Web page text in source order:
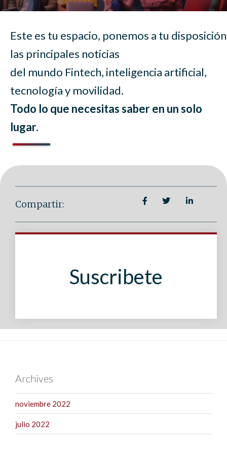
Este es tu espacio, ponemos a tu disposición
las principales noticias
del mundo Fintech, inteligencia artificial,
tecnología y movilidad.
Todo lo que necesitas saber en un solo
lugar.
Compartir:
Suscribete
Archives
noviembre 2022
julio 2022